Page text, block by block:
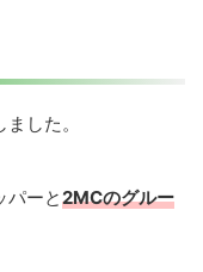
した。
パーと2MCのグルー